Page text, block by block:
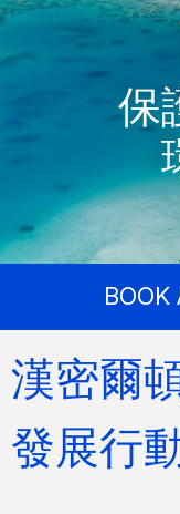
保
BOOK
漢密爾
發展行